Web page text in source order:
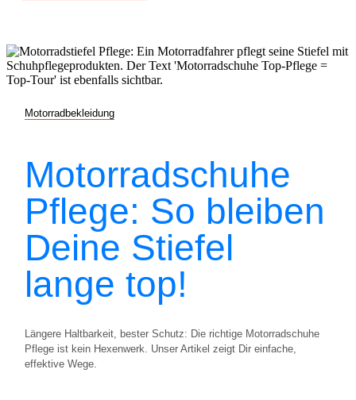
Motorradbekleidung
Motorradschuhe
Pflege: So bleiben
Deine Stiefel
lange top!
Längere Haltbarkeit, bester Schutz: Die richtige Motorradschuhe
Pflege ist kein Hexenwerk. Unser Artikel zeigt Dir einfache,
effektive Wege.